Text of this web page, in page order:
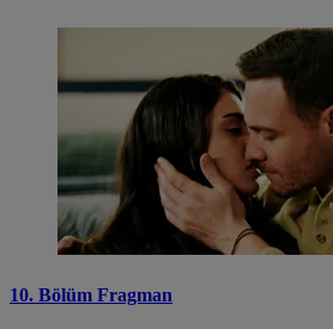
10. Bölüm Fragman